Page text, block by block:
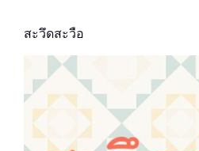
สะวึดสะวือ